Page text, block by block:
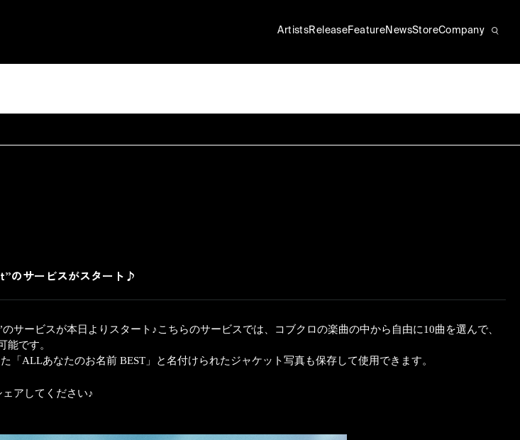
のサービスがスタート♪
サービスが本日よりスタート♪こちらのサービスでは、コブクロの楽曲の中から自由に10曲を選んで、
能です。
ALLあなたのお名前 BEST」と名付けられたジャケット写真も保存して使用できます。
アしてください♪
ArtistsReleaseFeature NewsStoreCompany